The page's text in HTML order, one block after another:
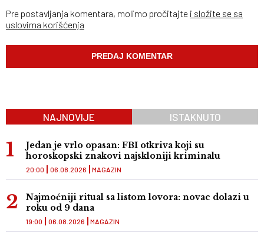
Pre postavljanja komentara, molimo pročitajte i složite se sa
uslovima korišćenja
NAJNOVIJE ISTAKNUTO
Jedan je vrlo opasan: FBI otkriva koji su
horoskopski znakovi najskloniji kriminalu
MAGAZIN
20:00 06.08.2026
Najmoćniji ritual sa listom lovora: novac dolazi u
roku od 9 dana
MAGAZIN
19:00 06.08.2026